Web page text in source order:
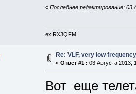
« Последнее редактирование: 03
ex RX3QFM
Re: VLF, very low
« Ответ #1 : 03 Августа 2013,
Вот еще